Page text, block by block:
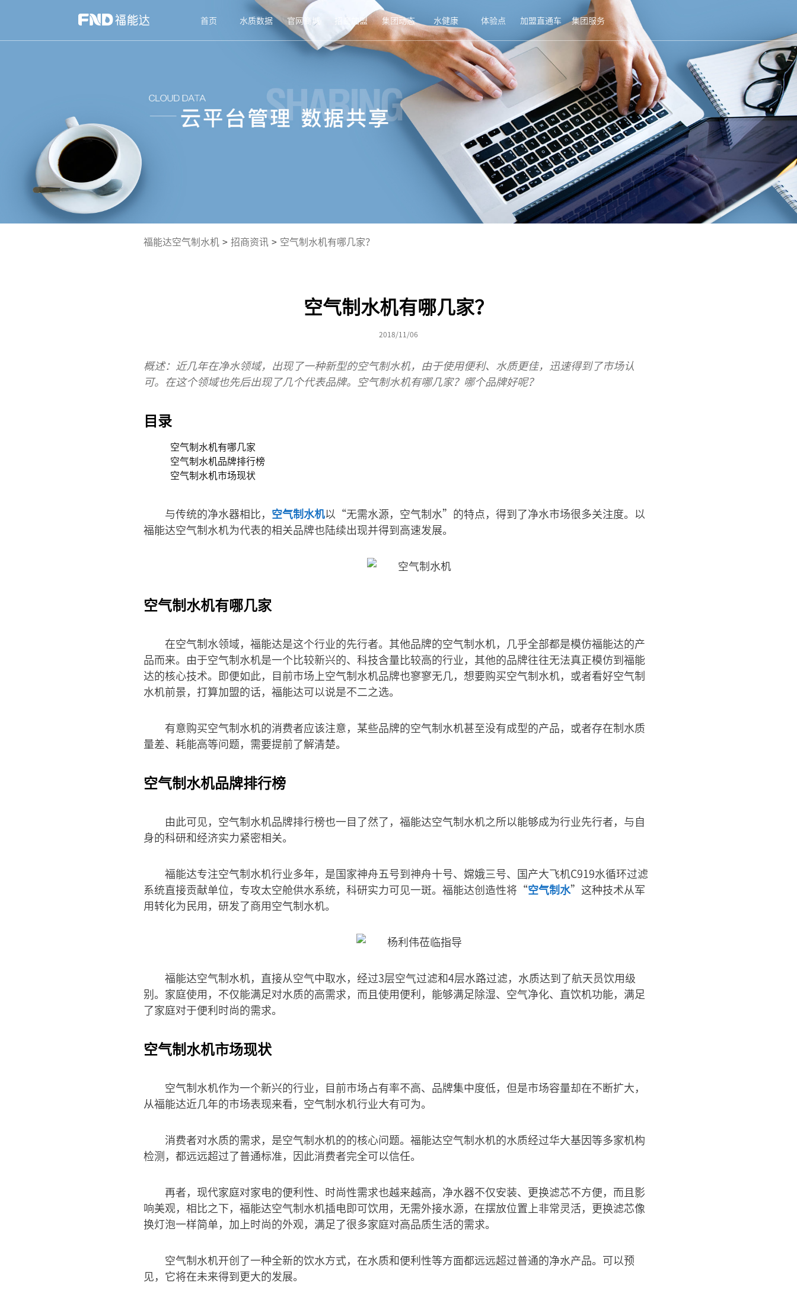
首页 水质数据 官网商城 招商加盟 集团动态 水健康 体验点 加盟直通车 集团服务
福能达空气制水机 > 招商资讯 > 空气制水机有哪几家？
空气制水机有哪几家？
2018/11/06
概述：近几年在净水领域，出现了一种新型的空气制水机，由于使用便利、水质更佳，迅速得到了市场认
可。在这个领域也先后出现了几个代表品牌。空气制水机有哪几家？哪个品牌好呢？
目录
空气制水机有哪几家
空气制水机品牌排行榜
空气制水机市场现状
与传统的净水器相比， 空气制水机以“无需水源，空气制水”的特点，得到了净水市场很多关注度。以
福能达空气制水机为代表的相关品牌也陆续出现并得到高速发展。
空气制水机有哪几家
在空气制水领域，福能达是这个行业的先行者。其他品牌的空气制水机，几乎全部都是模仿福能达的产
品而来。由于空气制水机是一个比较新兴的、科技含量比较高的行业，其他的品牌往往无法真正模仿到福能
达的核心技术。即便如此，目前市场上空气制水机品牌也寥寥无几，想要购买空气制水机，或者看好空气制
水机前景，打算加盟的话，福能达可以说是不二之选。
有意购买空气制水机的消费者应该注意，某些品牌的空气制水机甚至没有成型的产品，或者存在制水质
量差、耗能高等问题，需要提前了解清楚。
空气制水机品牌排行榜
由此可见，空气制水机品牌排行榜也一目了然了，福能达空气制水机之所以能够成为行业先行者，与自
身的科研和经济实力紧密相关。
福能达专注空气制水机行业多年，是国家神舟五号到神舟十号、嫦娥三号、国产大飞机C919水循环过滤
系统直接贡献单位，专攻太空舱供水系统，科研实力可见一斑。福能达创造性将“空气制水”这种技术从军
用转化为民用，研发了商用空气制水机。
福能达空气制水机，直接从空气中取水，经过3层空气过滤和4层水路过滤，水质达到了航天员饮用级
别。家庭使用，不仅能满足对水质的高需求，而且使用便利，能够满足除湿、空气净化、直饮机功能，满足
了家庭对于便利时尚的需求。
空气制水机市场现状
空气制水机作为一个新兴的行业，目前市场占有率不高、品牌集中度低，但是市场容量却在不断扩大，
从福能达近几年的市场表现来看，空气制水机行业大有可为。
消费者对水质的需求，是空气制水机的的核心问题。福能达空气制水机的水质经过华大基因等多家机构
检测，都远远超过了普通标准，因此消费者完全可以信任。
再者，现代家庭对家电的便利性、时尚性需求也越来越高，净水器不仅安装、更换滤芯不方便，而且影
响美观，相比之下，福能达空气制水机插电即可饮用，无需外接水源，在摆放位置上非常灵活，更换滤芯像
换灯泡一样简单，加上时尚的外观，满足了很多家庭对高品质生活的需求。
空气制水机开创了一种全新的饮水方式，在水质和便利性等方面都远远超过普通的净水产品。可以预
见，它将在未来得到更大的发展。